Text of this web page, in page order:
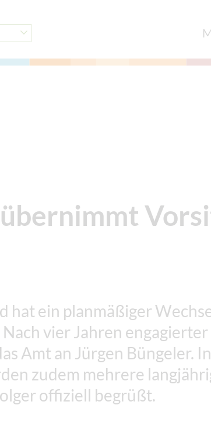
ein planmäßiger
vier Jahren
Amt an Jürgen Büngeler.
zudem mehrere
offiziell begrüßt.